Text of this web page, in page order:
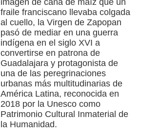
imagen de caña de maíz que un
fraile franciscano llevaba colgada
al cuello, la Virgen de Zapopan
pasó de mediar en una guerra
indígena en el siglo XVI a
convertirse en patrona de
Guadalajara y protagonista de
una de las peregrinaciones
urbanas más multitudinarias de
América Latina, reconocida en
2018 por la Unesco como
Patrimonio Cultural Inmaterial de
la Humanidad.